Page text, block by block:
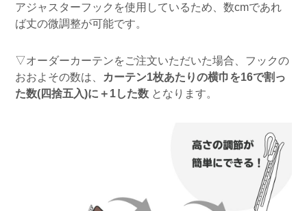
アジャスターフックを使用しているため、数cmであれ
ば丈の微調整が可能です。
▽オーダーカーテンをご注文いただいた場合、フックの
おおよその数は、 カーテン1枚あたりの横巾を16で割っ
た数(四捨五入)に＋1した数 となります。